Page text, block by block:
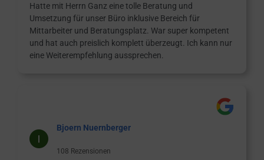
Hatte mit Herrn Ganz eine tolle Beratung und
Umsetzung für unser Büro inklusive Bereich für
Mittarbeiter und Beratungsplatz. War super kompetent
und hat auch preislich komplett überzeugt. Ich kann nur
eine Weiterempfehlung aussprechen.
Bjoern Nuernberger
108 Rezensionen